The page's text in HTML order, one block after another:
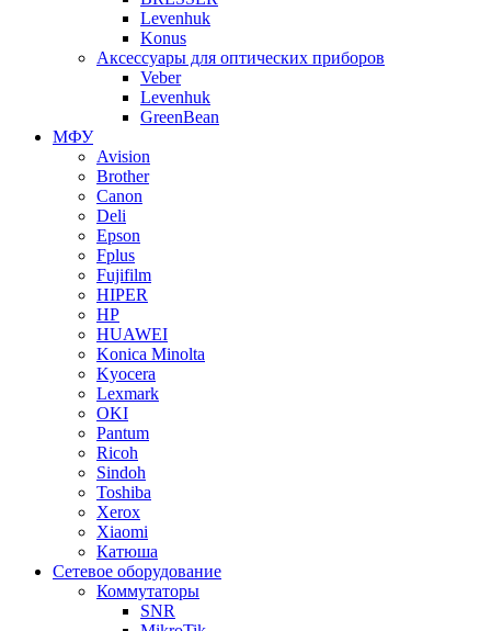
Levenhuk
Konus
Аксессуары для оптических приборов
Veber
Levenhuk
GreenBean
МФУ
Avision
Brother
Canon
Deli
Epson
Fplus
Fujifilm
HIPER
HP
HUAWEI
Konica Minolta
Kyocera
Lexmark
OKI
Pantum
Ricoh
Sindoh
Toshiba
Xerox
Xiaomi
Катюша
Сетевое оборудование
Коммутаторы
SNR